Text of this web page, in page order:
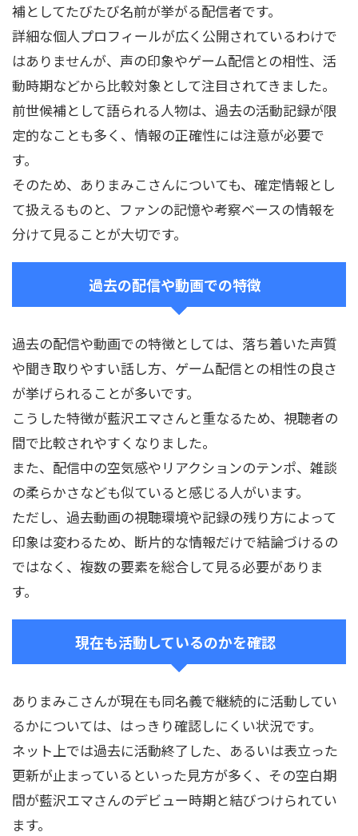
補としてたびたび名前が挙がる配信者です。
詳細な個人プロフィールが広く公開されているわけで
はありませんが、声の印象やゲーム配信との相性、活
動時期などから比較対象として注目されてきました。
前世候補として語られる人物は、過去の活動記録が限
定的なことも多く、情報の正確性には注意が必要で
す。
そのため、ありまみこさんについても、確定情報とし
て扱えるものと、ファンの記憶や考察ベースの情報を
分けて見ることが大切です。
過去の配信や動画での特徴
過去の配信や動画での特徴としては、落ち着いた声質
や聞き取りやすい話し方、ゲーム配信との相性の良さ
が挙げられることが多いです。
こうした特徴が藍沢エマさんと重なるため、視聴者の
間で比較されやすくなりました。
また、配信中の空気感やリアクションのテンポ、雑談
の柔らかさなども似ていると感じる人がいます。
ただし、過去動画の視聴環境や記録の残り方によって
印象は変わるため、断片的な情報だけで結論づけるの
ではなく、複数の要素を総合して見る必要がありま
す。
現在も活動しているのかを確認
ありまみこさんが現在も同名義で継続的に活動してい
るかについては、はっきり確認しにくい状況です。
ネット上では過去に活動終了した、あるいは表立った
更新が止まっているといった見方が多く、その空白期
間が藍沢エマさんのデビュー時期と結びつけられてい
ます。